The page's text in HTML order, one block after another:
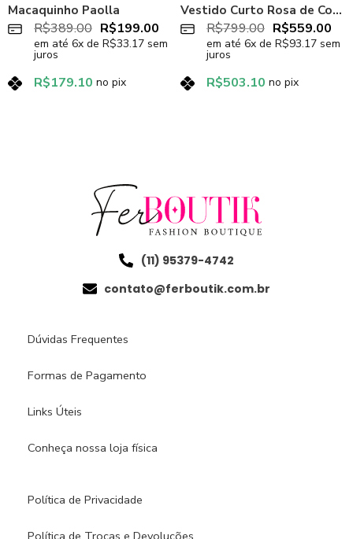
Macaquinho Paolla
R$389.00 R$199.00
em até 6x de R$33.17 sem
juros
R$179.10 no pix
Vestido Curto Rosa de Couro Sintético Grace
R$799.00 R$559.00
em até 6x de R$93.17 sem
juros
R$503.10 no pix
(11) 95379-4742
contato@ferboutik.com.br
Dúvidas Frequentes
Formas de Pagamento
Links Úteis
Conheça nossa loja física​
Política de Privacidade
Política de Trocas e Devoluções